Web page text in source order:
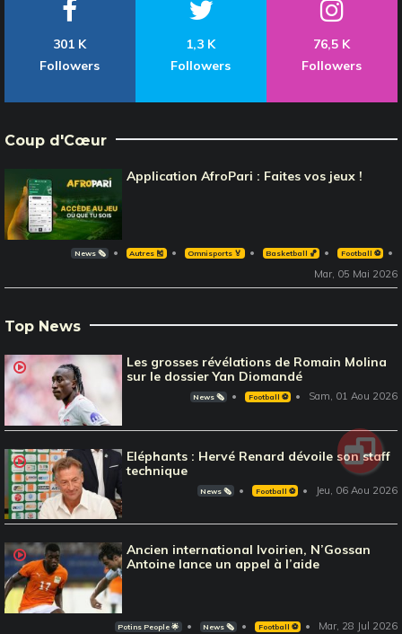
301 K
Followers
1,3 K
Followers
76,5 K
Followers
Coup d'Cœur
Application AfroPari : Faites vos jeux !
News 🗞️ Autres 🎽 Omnisports 🏅 Basketball 🏀 Football ⚽️
Mar, 05 Mai 2026
Top News
Les grosses révélations de Romain Molina
sur le dossier Yan Diomandé
News 🗞️ Football ⚽️ Sam, 01 Aou 2026
Eléphants : Hervé Renard dévoile son staff
technique
News 🗞️ Football ⚽️ Jeu, 06 Aou 2026
Ancien international Ivoirien, N’Gossan
Antoine lance un appel à l’aide
Potins People 🌟 News 🗞️ Football ⚽️ Mar, 28 Jul 2026